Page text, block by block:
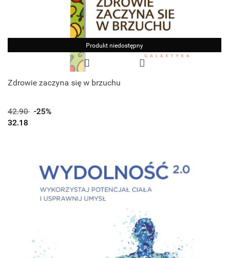
Produkt niedostępny
Zdrowie zaczyna się w brzuchu
42.90 -25%
32.18